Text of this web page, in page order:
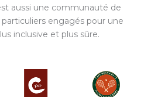
aussi une communauté de
engagés pour une
inclusive et plus sûre.